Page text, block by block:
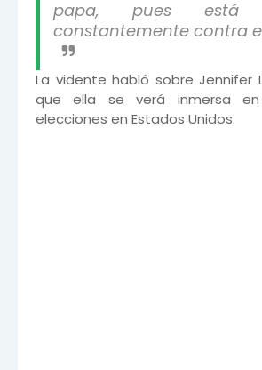
papa, pues está
constantemente contra
La vidente habló sobre Jennifer
que ella se verá inmersa en
elecciones en Estados Unidos.